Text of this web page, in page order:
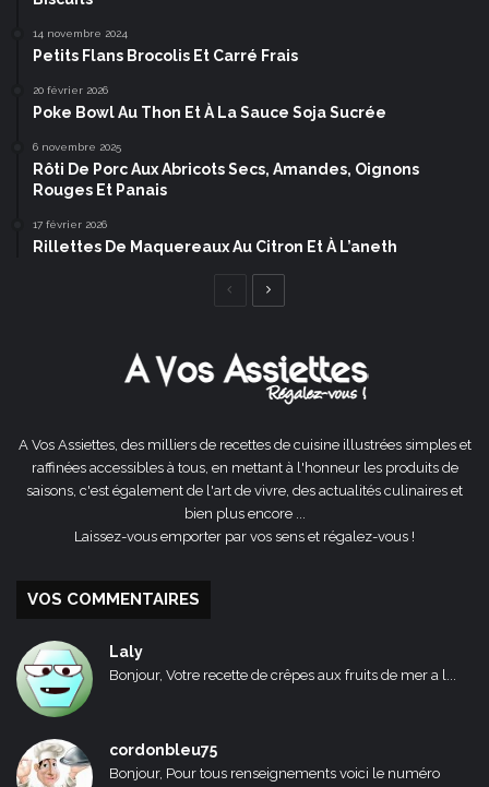
14 novembre 2024
Petits Flans Brocolis Et Carré Frais
20 février 2026
Poke Bowl Au Thon Et À La Sauce Soja Sucrée
6 novembre 2025
Rôti De Porc Aux Abricots Secs, Amandes, Oignons
Rouges Et Panais
17 février 2026
Rillettes De Maquereaux Au Citron Et À L’aneth
Page
A Vos Assiettes, des milliers de recettes de cuisine illustrées simples et
raffinées accessibles à tous, en mettant à l'honneur les produits de
saisons, c'est également de l'art de vivre, des actualités culinaires et
bien plus encore ...
Laissez-vous emporter par vos sens et régalez-vous !
VOS COMMENTAIRES
Laly
Bonjour, Votre recette de crêpes aux fruits de mer a l...
cordonbleu75
Bonjour, Pour tous renseignements voici le numéro